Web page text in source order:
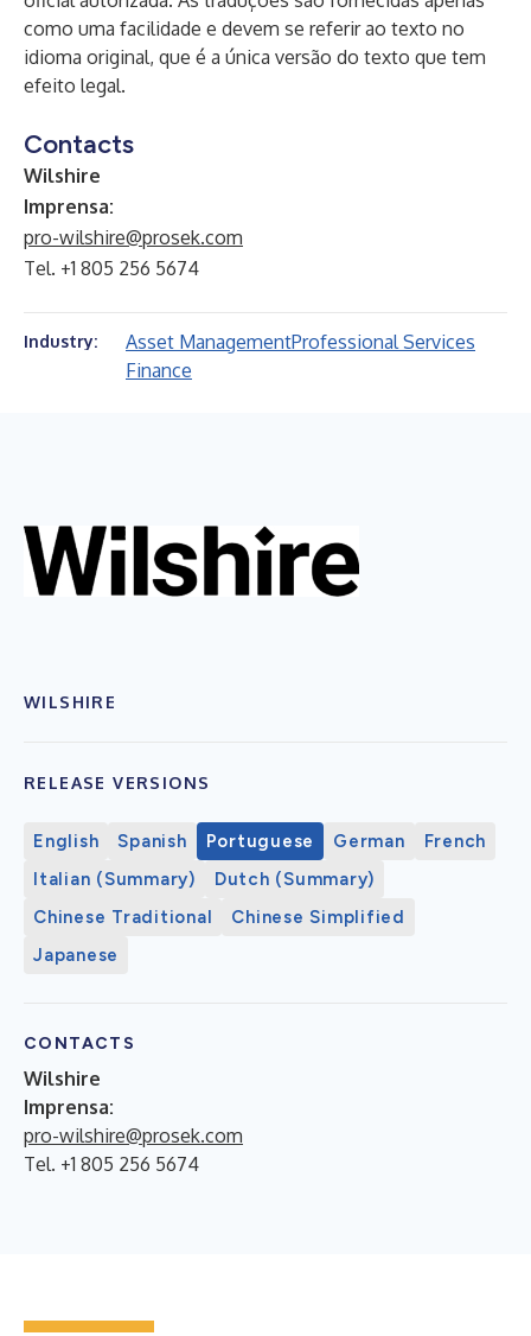
como uma facilidade e devem se referir ao texto no
idioma original, que é a única versão do texto que tem
efeito legal.
Contacts
Wilshire
Imprensa:
pro-wilshire@prosek.com
Tel. +1 805 256 5674
Industry: Asset ManagementProfessional Services
Finance
WILSHIRE
RELEASE VERSIONS
English Spanish Portuguese German
French
Italian (Summary)
Dutch (Summary)
Chinese Traditional
Chinese Simplified
Japanese
CONTACTS
Wilshire
Imprensa:
pro-wilshire@prosek.com
Tel. +1 805 256 5674